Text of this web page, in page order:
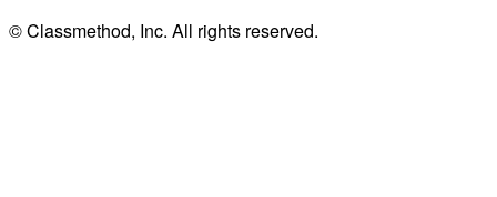
© Classmethod, Inc. All rights reserved.